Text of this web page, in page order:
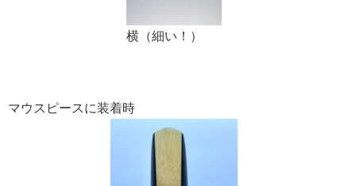
横（細い！）
マウスピースに装着時